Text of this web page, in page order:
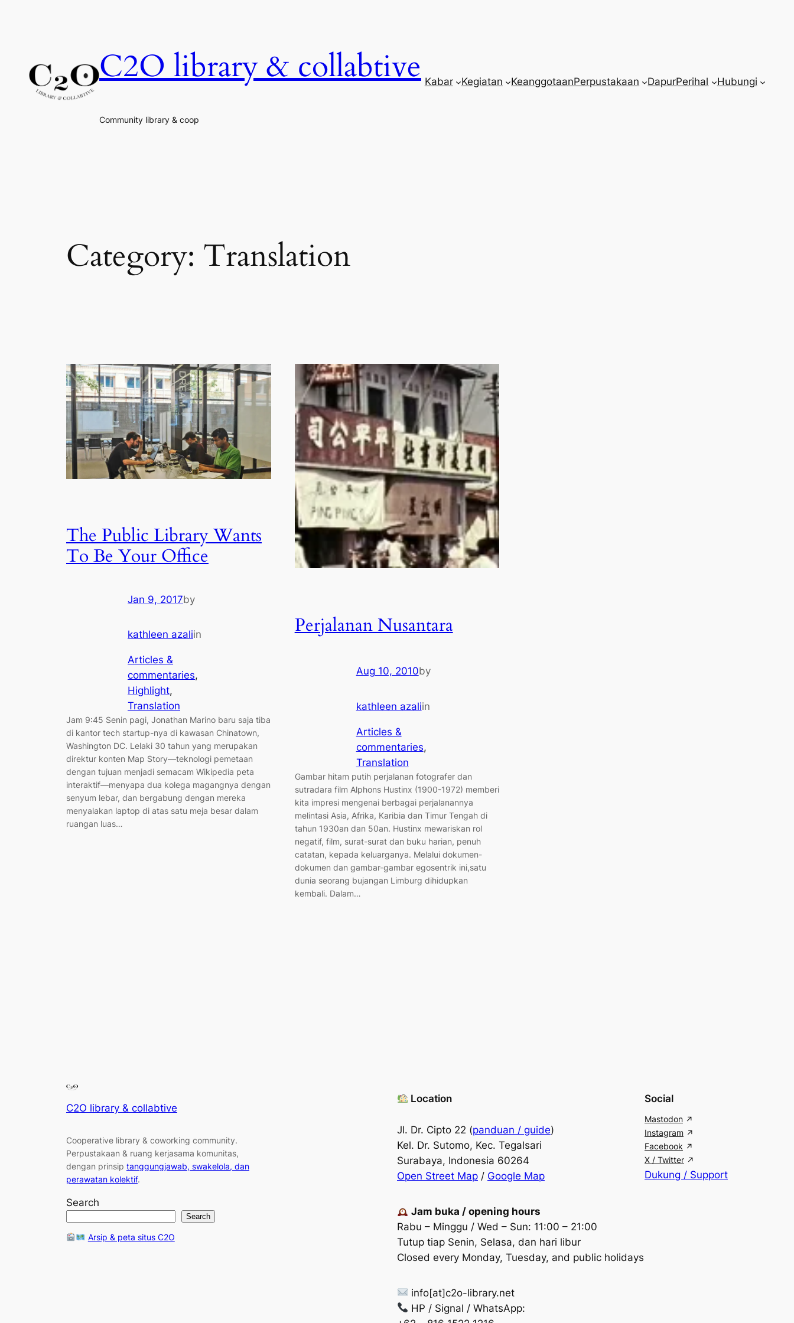
C2O library & collabtive
Community library & coop
Kabar Kegiatan KeanggotaanPerpustakaan DapurPerihal Hubungi
Category: Translation
The Public Library Wants
To Be Your Office
Jan 9, 2017by
kathleen azaliin
Articles &
commentaries
Highlight
Translation
Jam 9:45 Senin pagi, Jonathan Marino baru saja tiba
di kantor tech startup-nya di kawasan Chinatown,
Washington DC. Lelaki 30 tahun yang merupakan
direktur konten Map Story—teknologi pemetaan
dengan tujuan menjadi semacam Wikipedia peta
interaktif—menyapa dua kolega magangnya dengan
senyum lebar, dan bergabung dengan mereka
menyalakan laptop di atas satu meja besar dalam
ruangan luas…
Perjalanan Nusantara
Aug 10, 2010by
kathleen azaliin
Articles &
commentaries
Translation
Gambar hitam putih perjalanan fotografer dan
sutradara film Alphons Hustinx (1900-1972) memberi
kita impresi mengenai berbagai perjalanannya
melintasi Asia, Afrika, Karibia dan Timur Tengah di
tahun 1930an dan 50an. Hustinx mewariskan rol
negatif, film, surat-surat dan buku harian, penuh
catatan, kepada keluarganya. Melalui dokumen-
dokumen dan gambar-gambar egosentrik ini,satu
dunia seorang bujangan Limburg dihidupkan
kembali. Dalam…
C2O library & collabtive
Cooperative library & coworking community.
Perpustakaan & ruang kerjasama komunitas,
dengan prinsip tanggungjawab, swakelola, dan
perawatan kolektif.
Search
Search
Arsip & peta situs C2O
Location
Jl. Dr. Cipto 22 (panduan / guide)
Kel. Dr. Sutomo, Kec. Tegalsari
Surabaya, Indonesia 60264
Open Street Map / Google Map
Jam buka / opening hours
Rabu – Minggu / Wed – Sun: 11:00 – 21:00
Tutup tiap Senin, Selasa, dan hari libur
Closed every Monday, Tuesday, and public holidays
info[at]c2o-library.net
HP / Signal / WhatsApp:
Social
Mastodon
Instagram
Facebook
X / Twitter
Dukung / Support